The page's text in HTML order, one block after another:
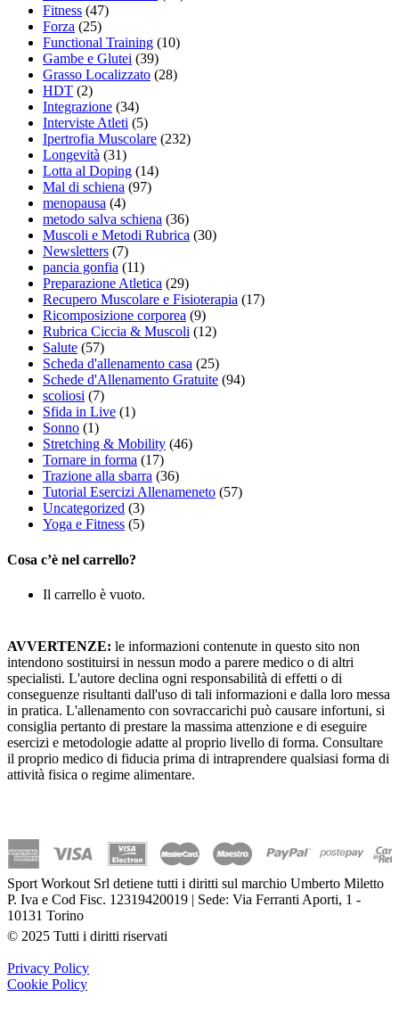
Fitness (47)
Forza (25)
Functional Training (10)
Gambe e Glutei (39)
Grasso Localizzato (28)
HDT (2)
Integrazione (34)
Interviste Atleti (5)
Ipertrofia Muscolare (232)
Longevità (31)
Lotta al Doping (14)
Mal di schiena (97)
menopausa (4)
metodo salva schiena (36)
Muscoli e Metodi Rubrica (30)
Newsletters (7)
pancia gonfia (11)
Preparazione Atletica (29)
Recupero Muscolare e Fisioterapia (17)
Ricomposizione corporea (9)
Rubrica Ciccia & Muscoli (12)
Salute (57)
Scheda d'allenamento casa (25)
Schede d'Allenamento Gratuite (94)
scoliosi (7)
Sfida in Live (1)
Sonno (1)
Stretching & Mobility (46)
Tornare in forma (17)
Trazione alla sbarra (36)
Tutorial Esercizi Allenameneto (57)
Uncategorized (3)
Yoga e Fitness (5)
Cosa c’è nel carrello?
Il carrello è vuoto.
AVVERTENZE: le informazioni contenute in questo sito non
intendono sostituirsi in nessun modo a parere medico o di altri
specialisti. L'autore declina ogni responsabilità di effetti o di
conseguenze risultanti dall'uso di tali informazioni e dalla loro messa
in pratica. L'allenamento con sovraccarichi può causare infortuni, si
consiglia pertanto di prestare la massima attenzione e di eseguire
esercizi e metodologie adatte al proprio livello di forma. Consultare
il proprio medico di fiducia prima di intraprendere qualsiasi forma di
attività fisica o regime alimentare.
Sport Workout Srl detiene tutti i diritti sul marchio Umberto Miletto
P. Iva e Cod Fisc. 12319420019 | Sede: Via Ferranti Aporti, 1 -
10131 Torino
© 2025 Tutti i diritti riservati
Privacy Policy
Cookie Policy